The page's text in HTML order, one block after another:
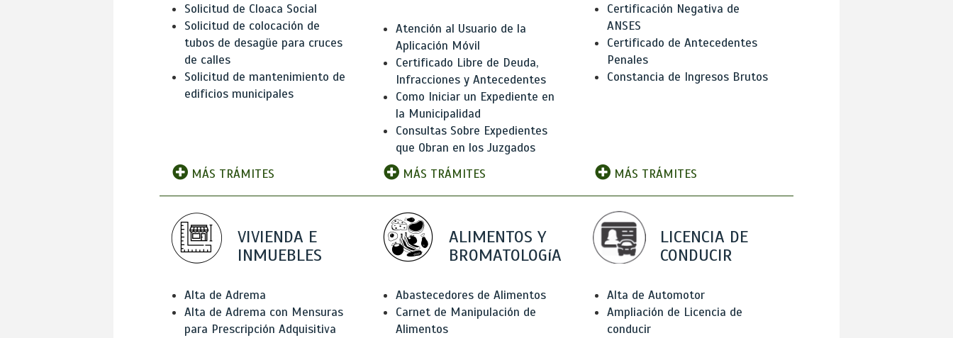
Solicitud de Cloaca Social
Solicitud de colocación de
tubos de desagüe para cruces
de calles
Solicitud de mantenimiento de
edificios municipales
MÁS TRÁMITES
Atención al Usuario de la
Aplicación Móvil
Certificado Libre de Deuda,
Infracciones y Antecedentes
Como Iniciar un Expediente en
la Municipalidad
Consultas Sobre Expedientes
que Obran en los Juzgados
MÁS TRÁMITES
Certificación Negativa de
ANSES
Certificado de Antecedentes
Penales
Constancia de Ingresos Brutos
MÁS TRÁMITES
VIVIENDA E
INMUEBLES
Alta de Adrema
Alta de Adrema con Mensuras
para Prescripción Adquisitiva
ALIMENTOS Y
BROMATOLOGíA
Abastecedores de Alimentos
Carnet de Manipulación de
Alimentos
LICENCIA DE
CONDUCIR
Alta de Automotor
Ampliación de Licencia de
conducir